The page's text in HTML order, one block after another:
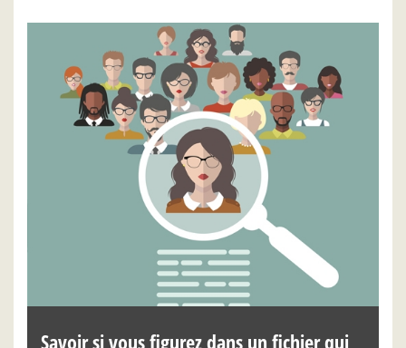
Savoir si vous figurez dans un fichier qui